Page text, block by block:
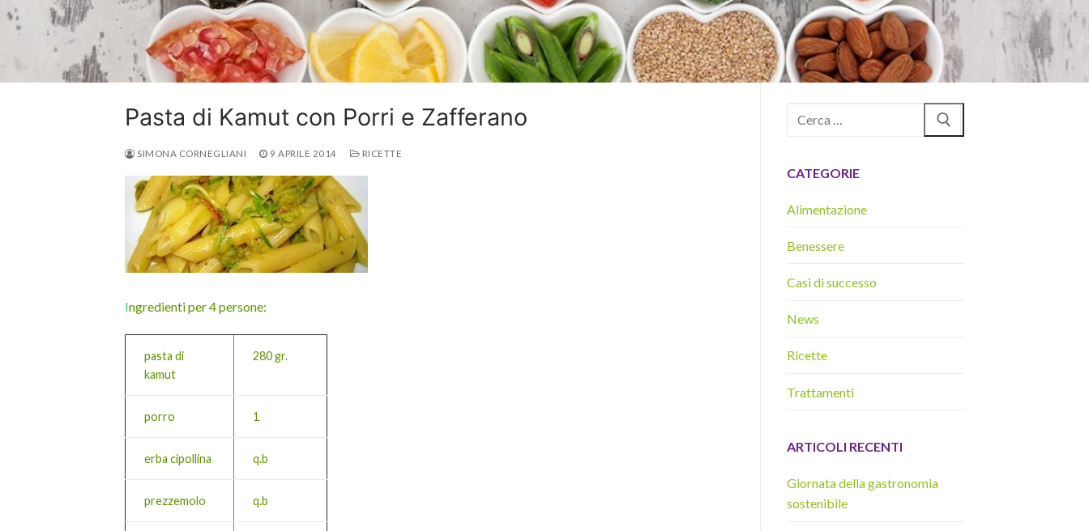
Pasta di Kamut con Porri e Zafferano
SIMONA CORNEGLIANI 9 APRILE 2014 RICETTE
Ingredienti per 4 persone:
pasta di
kamut
280 gr.
porro 1
erba cipollina q.b
prezzemolo q.b
Cerca:
CATEGORIE
Alimentazione
Benessere
Casi di successo
News
Ricette
Trattamenti
ARTICOLI RECENTI
Giornata della gastronomia
sostenibile